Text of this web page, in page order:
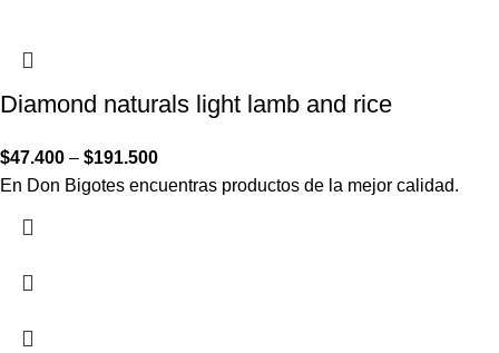
Diamond naturals light lamb and rice
$47.400 – $191.500
En Don Bigotes encuentras productos de la mejor calidad.